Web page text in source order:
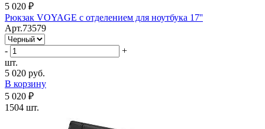
5 020 ₽
Рюкзак VOYAGE c отделением для ноутбука 17''
Арт.73579
-
+
шт.
5 020 руб.
В корзину
5 020 ₽
1504 шт.